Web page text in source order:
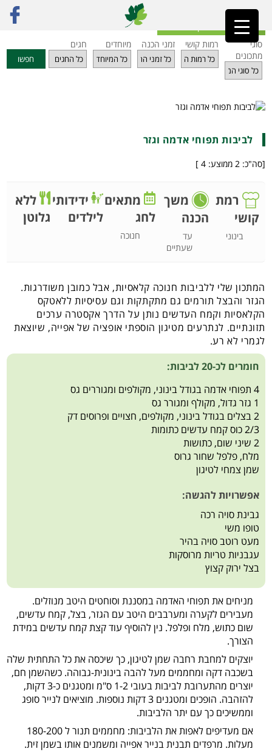
ראשי»מתכונים לביבות תפוחי אדמה וגזר
חזרה לאינדקס מתכונים
סוגי
מתכונים
רמות קושי זמני הכנה מיוחדים חגים
חפשו
לביבות תפוחי אדמה וגזר
[סה"כ: 2 ממוצע: 4
]
רמת
קושי
בינוני
משך
הכנה
עד
שעתיים
מתאים
לחג
חנוכה
ידידותי
לילדים
ללא
גלוטן
המתכון שלי ללביבות חנוכה קלאסיות, אבל כמובן משודרגות.
הגזר והבצל תורמים גם מתקתקות וגם עסיסיות ללאטקס
הקלאסיות וקמח העדשים נותן על הדרך אקסטרה ערכים
תזונתיים. לנתרעים מטיגון הוספתי אופציה של אפייה, שיוצאת
לגמרי לא רע.
חומרים לכ-20 לביבות:
4 תפוחי אדמה בגודל בינוני, מקולפים ומגוררים גס
1 גזר גדול, מקולף ומגורר גס
2 בצלים בגודל בינוני, מקולפים, חצויים ופרוסים דק
2/3 כוס קמח עדשים כתומות
2 שיני שום, כתושות
מלח, פלפל שחור גרוס
שמן צמחי לטיגון
אפשרויות להגשה:
גבינת סויה רכה
טופו משי
מעט רוטב סויה בהיר
עגבניות טריות מרוסקות
בצל ירוק קצוץ
מניחים את תפוחי האדמה במסננת וסוחטים היטב מנוזלים.
מעבירים לקערה ומערבבים היטב עם הגזר, בצל, קמח עדשים,
שום כתוש, מלח ופלפל. נין להוסיף עוד קצת קמח עדשים במידת
הצורך.
יוצקים למחבת רחבה שמן לטיגון, כך שיכסה את כל התחתית שלה
בשכבה דקה ומחממים מעל להבה בינונית-גבוהה. כשהשמן חם,
יוצרים מהתערובת לביבות בעובי 1-2 ס"מ ומטגנים כ-3 דקות,
להזהבה. הופכים ומטגנים 3 דקות נוספות. מוציאים לנייר סופג
וממשיכים כך עם יתר הלביבות.
אם מעדיפים לאפות את הלביבות: מחממים תנור ל 180-200
מעלות. מרפדים תבנית בנייר אפייה ומשמנים אותו בשמן זית.